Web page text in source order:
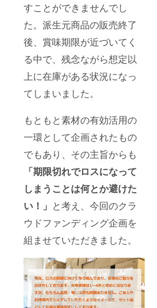
すことができませんでし
た。派生元商品の販売終了
後、賞味期限が近づいてく
る中で、残念ながら想定以
上に在庫がある状況になっ
てしまいました。
もともと素材の有効活用の
一環として企画されたもの
でもあり、その主旨からも
「期限切れでロスになって
しまうことは何とか避けた
い！」 と考え、今回のクラ
ウドファンディング企画を
組ませていただきました。